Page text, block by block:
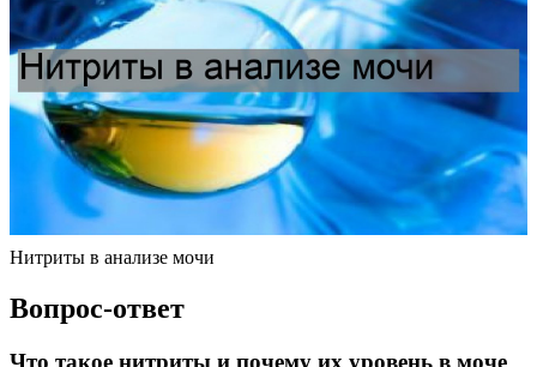
Нитриты в анализе мочи
Вопрос-ответ
Что такое нитриты и почему их уровень в моче